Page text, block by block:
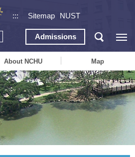
::: Sitemap NUST
Admissions
About NCHU Map